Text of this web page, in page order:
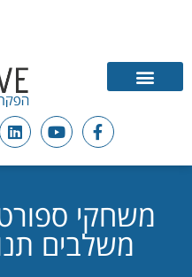
משחקי ספורט
משלבים